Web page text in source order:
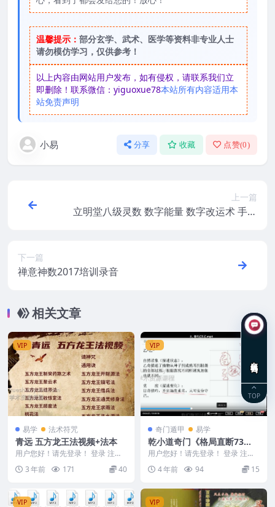
温馨提示： 部分玄学、武术、医学等资料非专业人士
请勿模仿学习，仅供参考！
以上内容由网站用户发布，如有侵权，请联系我们立
即删除！联系微信：yiguoxue78本站所有内容适用本
站免责声明
小易 分享 收藏 点赞(0)
上一篇
立明堂八级灵数 数字能量 数字改运术 手机
下一篇
禅意神数2017培训录音
相关文章
VIP
易学 法术符咒
青远 五方龙王法视频+法本
用户您好！请先登录！ 登录 注册
2312107 2312107 青远 五帝龙
王...3 年前 171 40
VIP
奇门遁甲 易学
乾小道奇门《格局直断73
集》
用户您好！请先登录！ 登录 注册
乾小道奇门《格局直断73集》 编
号：22w34...
4 年前 94 15
VIP VIP
TOP